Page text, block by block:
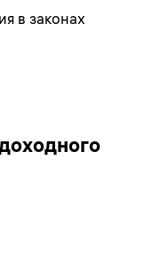
в законах